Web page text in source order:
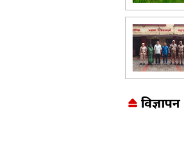
विज्ञापन